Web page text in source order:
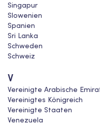
Singapur
Slowenien
Spanien
Sri Lanka
Schweden
Schweiz
V
Vereinigte Arabische
Vereinigtes Königreich
Vereinigte Staaten
Venezuela